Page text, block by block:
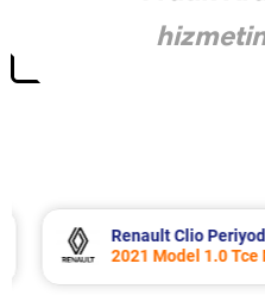
Renault Clio
2021 Model 1.0 Tce